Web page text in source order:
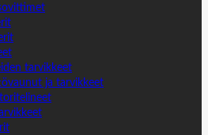
tarvikkeet
ja tarvikkeet